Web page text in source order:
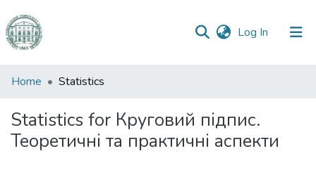
Log In (current)
Communities
Collections
All of DSpace
Home Statistics
Statistics for Круговий підпис.
Теоретичні та практичні аспекти